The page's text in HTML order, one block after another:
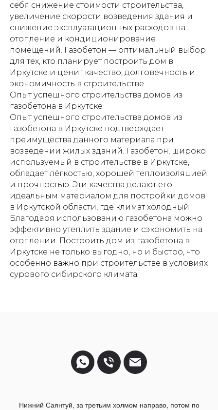
себя снижение стоимости строительства,
увеличение скорости возведения здания и
снижение эксплуатационных расходов на
отопление и кондиционирование
помещений. Газобетон — оптимальный выбор
для тех, кто планирует построить дом в
Иркутске и ценит качество, долговечность и
экономичность в строительстве.
Опыт успешного строительства домов из
газобетона в Иркутске
Опыт успешного строительства домов из
газобетона в Иркутске подтверждает
преимущества данного материала при
возведении жилых зданий. Газобетон, широко
используемый в строительстве в Иркутске,
обладает лёгкостью, хорошей теплоизоляцией
и прочностью. Эти качества делают его
идеальным материалом для постройки домов
в Иркутской области, где климат холодный.
Благодаря использованию газобетона можно
эффективно утеплить здание и сэкономить на
отоплении. Построить дом из газобетона в
Иркутске не только выгодно, но и быстро, что
особенно важно при строительстве в условиях
сурового сибирского климата.
Нижний Саянтуй, за третьим холмом направо, потом по